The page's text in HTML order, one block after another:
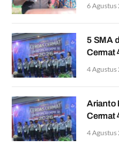
6 Agustus
5 SMA
Cermat
4 Agustus
Arianto
Cermat
4 Agustus